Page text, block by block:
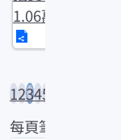
1.06萬新高
12345
每頁筆數